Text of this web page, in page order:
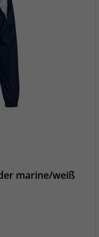
marine/weiß